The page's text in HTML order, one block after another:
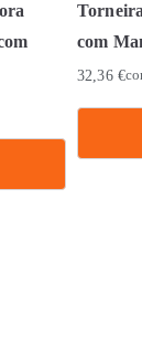
com
32,36 €